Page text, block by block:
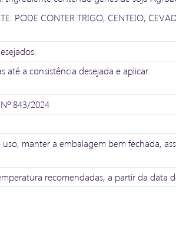
PODE CONTER TRIGO, CENTEIO,
a consistência desejada e aplicar.
843/2024
manter a embalagem bem fechada,
recomendadas, a partir da data